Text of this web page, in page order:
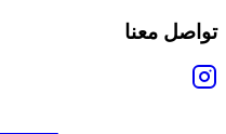
تواصل معنا